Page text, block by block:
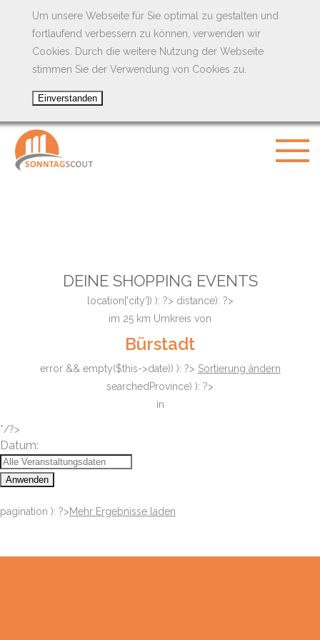
Um unsere Webseite für Sie optimal zu gestalten und
fortlaufend verbessern zu können, verwenden wir
Cookies. Durch die weitere Nutzung der Webseite
stimmen Sie der Verwendung von Cookies zu.
DEINE SHOPPING EVENTS
location['city']) ): ?> distance): ?>
im 25 km Umkreis von
Bürstadt
error && empty($this->date)) ): ?> Sortierung ändern
searchedProvince) ): ?>
in
*/?>
Datum:
Anwenden
pagination ): ?>Mehr Ergebnisse laden